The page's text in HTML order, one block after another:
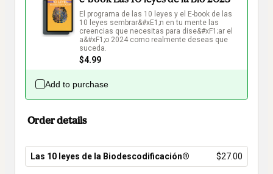
El programa de las 10 leyes y el E-book de las
10 leyes sembrar&#xE1;n en tu mente las
creencias que necesitas para dise&#xF1;ar el
a&#xF1;o 2024 como realmente deseas que
suceda.
$4.99
Add to purchase
Order details
Las 10 leyes de la Biodescodificación® $27.00